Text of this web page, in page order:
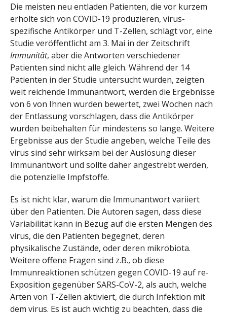
Die meisten neu entladen Patienten, die vor kurzem
erholte sich von COVID-19 produzieren, virus-
spezifische Antikörper und T-Zellen, schlägt vor, eine
Studie veröffentlicht am 3. Mai in der Zeitschrift
Immunität, aber die Antworten verschiedener
Patienten sind nicht alle gleich. Während der 14
Patienten in der Studie untersucht wurden, zeigten
weit reichende Immunantwort, werden die Ergebnisse
von 6 von Ihnen wurden bewertet, zwei Wochen nach
der Entlassung vorschlagen, dass die Antikörper
wurden beibehalten für mindestens so lange. Weitere
Ergebnisse aus der Studie angeben, welche Teile des
virus sind sehr wirksam bei der Auslösung dieser
Immunantwort und sollte daher angestrebt werden,
die potenzielle Impfstoffe.
Es ist nicht klar, warum die Immunantwort variiert
über den Patienten. Die Autoren sagen, dass diese
Variabilität kann in Bezug auf die ersten Mengen des
virus, die den Patienten begegnet, deren
physikalische Zustände, oder deren mikrobiota.
Weitere offene Fragen sind z.B., ob diese
Immunreaktionen schützen gegen COVID-19 auf re-
Exposition gegenüber SARS-CoV-2, als auch, welche
Arten von T-Zellen aktiviert, die durch Infektion mit
dem virus. Es ist auch wichtig zu beachten, dass die